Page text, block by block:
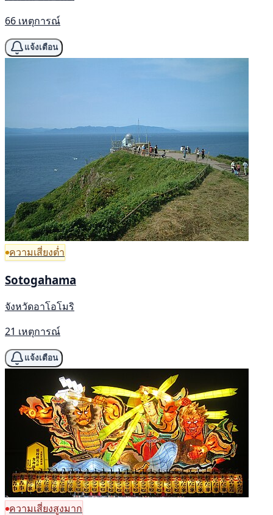
66 เหตุการณ์
แจ้งเตือน
ความเสี่ยงต่ำ
Sotogahama
จังหวัดอาโอโมริ
21 เหตุการณ์
แจ้งเตือน
ความเสี่ยงสูงมาก